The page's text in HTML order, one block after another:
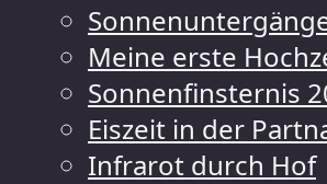
Meine erste
Sonnenfinsternis
Eiszeit in der
Infrarot durch Hof